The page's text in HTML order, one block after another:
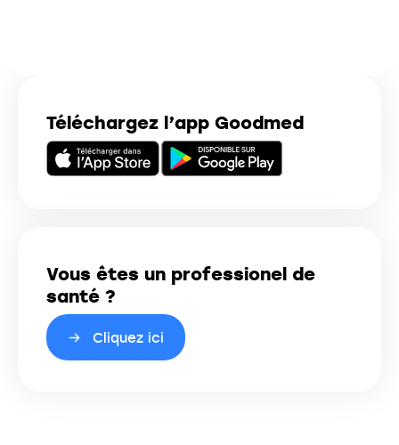
Téléchargez l’app Goodmed
Vous êtes un professionel de
santé ?
Cliquez ici